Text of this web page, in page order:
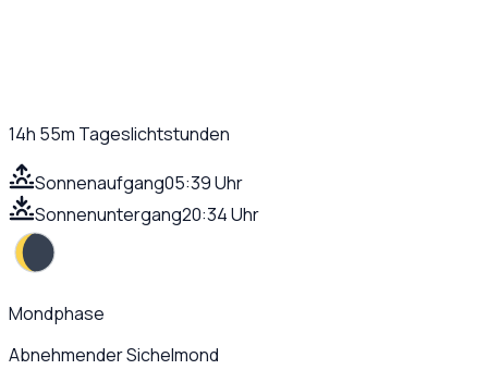
14h 55m Tageslichtstunden
Sonnenaufgang05:39 Uhr
Sonnenuntergang20:34 Uhr
Mondphase
Abnehmender Sichelmond